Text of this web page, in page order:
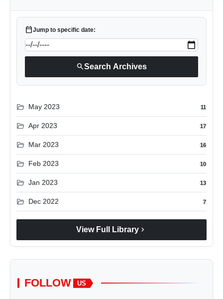
calendar_todayJump to specific date:
searchSearch Archives
folder_open May 2023 11
folder_open Apr 2023 17
folder_open Mar 2023 16
folder_open Feb 2023 10
folder_open Jan 2023 13
folder_open Dec 2022 7
View Full Library chevron_right
FOLLOW US